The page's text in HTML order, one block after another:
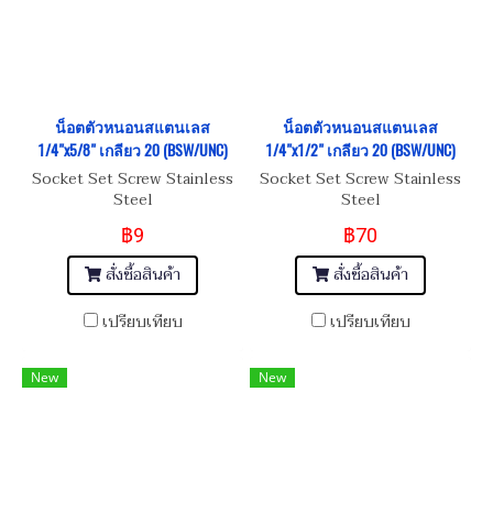
น็อตตัวหนอนสแตนเลส
1/4"x5/8" เกลียว 20 (BSW/UNC)
Socket Set Screw Stainless
Steel
฿9
สั่งซื้อสินค้า
เปรียบเทียบ
น็อตตัวหนอนสแตนเลส
1/4"x1/2" เกลียว 20 (BSW/UNC)
Socket Set Screw Stainless
Steel
฿70
สั่งซื้อสินค้า
เปรียบเทียบ
New New